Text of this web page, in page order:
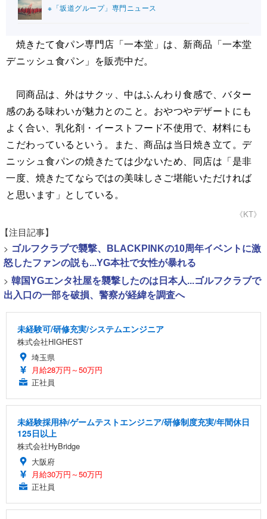
※「坂道グループ」専門ニュース
焼きたて食パン専門店「一本堂」は、新商品「一本堂
デニッシュ食パン」を販売中だ。
同商品は、外はサクッ、中はふんわり食感で、バター
感のある味わいが魅力とのこと。おやつやデザートにも
よく合い、乳化剤・イーストフード不使用で、材料にも
こだわっているという。また、商品は当日焼き立て。デ
ニッシュ食パンの焼きたては少ないため、同店は「是非
一度、焼きたてならではの美味しさご堪能いただければ
と思います」としている。
《KT》
【注目記事】
> ゴルフクラブで襲撃、BLACKPINKの10周年イベントに激
怒したファンの説も...YG本社で女性が暴れる
> 韓国YGエンタ社屋を襲撃したのは日本人...ゴルフクラブで
出入口の一部を破損、警察が経緯を調査へ
未経験可/研修充実/システムエンジニア
株式会社HIGHEST
埼玉県
月給28万円～50万円
正社員
未経験採用枠/ゲームテストエンジニア/研修制度充実/年間休日
125日以上
株式会社HyBridge
大阪府
月給30万円～50万円
正社員